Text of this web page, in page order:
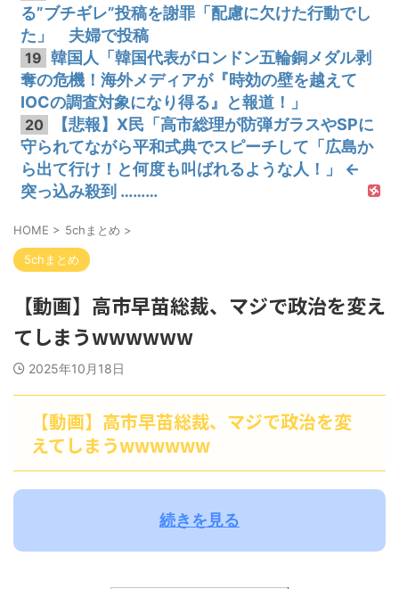
る”ブチギレ”投稿を謝罪「配慮に欠けた行動でし
た」 夫婦で投稿
19 韓国人「韓国代表がロンドン五輪銅メダル剥
奪の危機！海外メディアが『時効の壁を越えて
IOCの調査対象になり得る』と報道！」
20
【悲報】X民「高市総理が防弾ガラスやSPに
守られてながら平和式典でスピーチして「広島か
ら出て行け！と何度も叫ばれるような人！」 ←
突っ込み殺到 ………
HOME > 5chまとめ >
5chまとめ
【動画】高市早苗総裁、マジで政治を変え
てしまうwwwwww
2025年10月18日
【動画】高市早苗総裁、マジで政治を変
えてしまうwwwwww
続きを見る